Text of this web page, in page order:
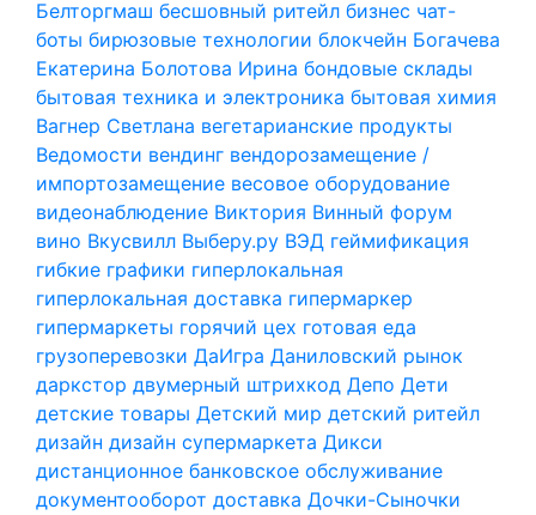
Белторгмаш бесшовный ритейл бизнес чат-
боты бирюзовые технологии блокчейн Богачева
Екатерина Болотова Ирина бондовые склады
бытовая техника и электроника бытовая химия
Вагнер Светлана вегетарианские продукты
Ведомости вендинг вендорозамещение /
импортозамещение весовое оборудование
видеонаблюдение Виктория Винный форум
вино Вкусвилл Выберу.ру ВЭД геймификация
гибкие графики гиперлокальная
гиперлокальная доставка гипермаркер
гипермаркеты горячий цех готовая еда
грузоперевозки ДаИгра Даниловский рынок
даркстор двумерный штрихкод Депо Дети
детские товары Детский мир детский ритейл
дизайн дизайн супермаркета Дикси
дистанционное банковское обслуживание
документооборот доставка Дочки-Сыночки